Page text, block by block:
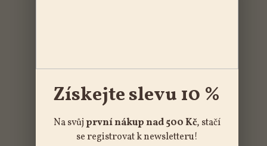
Získejte slevu 10 %
Na svůj první nákup nad 500 Kč, stačí
se registrovat k newsletteru!